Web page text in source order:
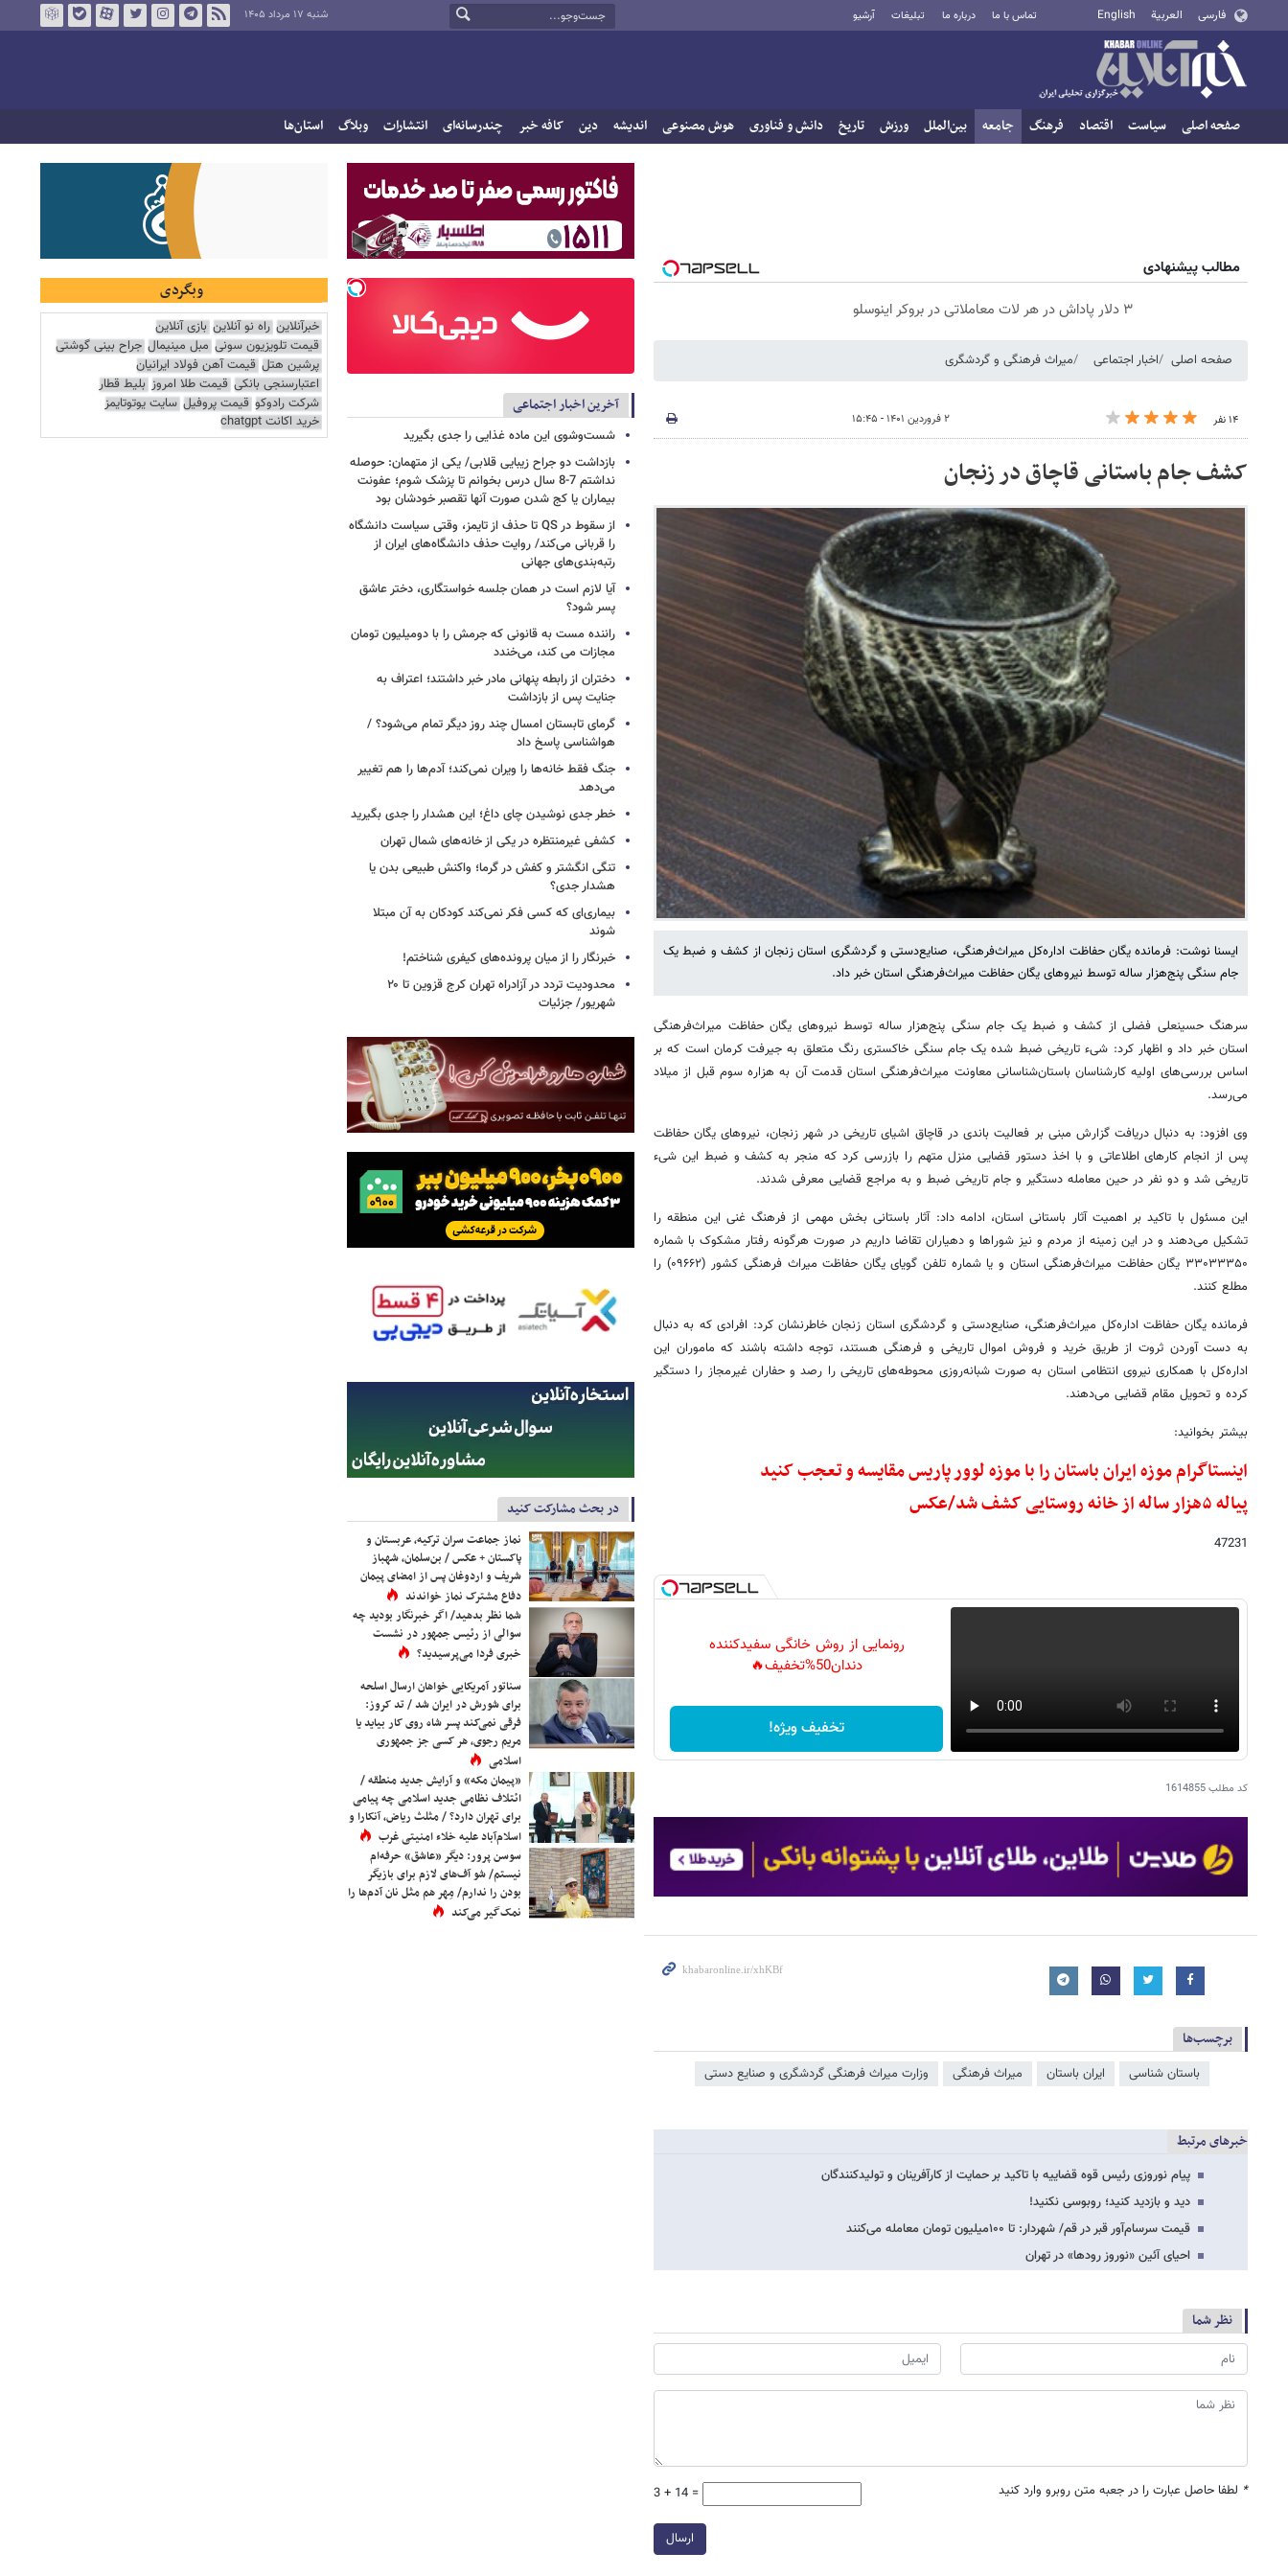
فارسی العربية English تماس با ما درباره ما تبلیغات آرشیو شنبه ۱۷ مرداد ۱۴۰۵
صفحه اصلی سیاست اقتصاد فرهنگ جامعه بین‌الملل ورزش تاریخ دانش و فناوری هوش مصنوعی اندیشه دین کافه خبر چندرسانه‌ای انتشارات وبلاگ استان‌ها
مطالب پیشنهادی
۳ دلار پاداش در هر لات معاملاتی در بروکر اینوسلو
صفحه اصلی اخبار اجتماعی میراث فرهنگی و گردشگری
۱۴ نفر ۲ فروردین ۱۴۰۱ - ۱۵:۴۵
کشف جام باستانی قاچاق در زنجان
ایسنا نوشت: فرمانده یگان حفاظت اداره‌کل میراث‌فرهنگی، صنایع‌دستی و گردشگری استان زنجان از کشف و ضبط یک
جام سنگی پنج‌هزار ساله توسط نیروهای یگان حفاظت میراث‌فرهنگی استان خبر داد.
سرهنگ حسینعلی فضلی از کشف و ضبط یک جام سنگی پنج‌هزار ساله توسط نیروهای یگان حفاظت میراث‌فرهنگی
استان خبر داد و اظهار کرد: شیء تاریخی ضبط شده یک جام سنگی خاکستری رنگ متعلق به جیرفت کرمان است که بر
اساس بررسی‌های اولیه کارشناسان باستان‌شناسانی معاونت میراث‌فرهنگی استان قدمت آن به هزاره سوم قبل از میلاد
می‌رسد.
وی افزود: به دنبال دریافت گزارش مبنی بر فعالیت باندی در قاچاق اشیای تاریخی در شهر زنجان، نیروهای یگان حفاظت
پس از انجام کارهای اطلاعاتی و با اخذ دستور قضایی منزل متهم را بازرسی کرد که منجر به کشف و ضبط این شیء
تاریخی شد و دو نفر در حین معامله دستگیر و جام تاریخی ضبط و به مراجع قضایی معرفی شدند.
این مسئول با تاکید بر اهمیت آثار باستانی استان، ادامه داد: آثار باستانی بخش مهمی از فرهنگ غنی این منطقه را
تشکیل می‌دهند و در این زمینه از مردم و نیز شوراها و دهیاران تقاضا داریم در صورت هرگونه رفتار مشکوک با شماره
۳۳۰۳۳۳۵۰ یگان حفاظت میراث‌فرهنگی استان و یا شماره تلفن گویای یگان حفاظت میراث فرهنگی کشور (۰۹۶۶۲) را
مطلع کنند.
فرمانده یگان حفاظت اداره‌کل میراث‌فرهنگی، صنایع‌دستی و گردشگری استان زنجان خاطرنشان کرد: افرادی که به دنبال
به دست آوردن ثروت از طریق خرید و فروش اموال تاریخی و فرهنگی هستند، توجه داشته باشند که ماموران این
اداره‌کل با همکاری نیروی انتظامی استان به‌ صورت شبانه‌روزی محوطه‌های تاریخی را رصد و حفاران غیرمجاز را دستگیر
کرده و تحویل مقام قضایی می‌دهند.
بیشتر بخوانید:
اینستاگرام موزه ایران باستان را با موزه لوور پاریس مقایسه و تعجب کنید
پیاله ۵هزار ساله از خانه روستایی کشف شد/عکس
47231
رونمایی از روش خانگی سفیدکننده
دندان50%تخفیف🔥
تخفیف ویژه!
کد مطلب1614855
برچسب‌ها
باستان شناسی ایران باستان میراث فرهنگی وزارت میراث‌ فرهنگی گردشگری و صنایع دستی
خبرهای مرتبط
پیام نوروزی رئیس قوه قضاییه با تاکید بر حمایت از کارآفرینان و تولیدکنندگان
دید و بازدید کنید؛ روبوسی نکنید!
قیمت سرسام‌آور قبر در قم/ شهردار: تا ۱۰۰میلیون تومان معامله می‌کنند
احیای آئین «نوروز رودها» در تهران
نظر شما
* لطفا حاصل عبارت را در جعبه متن روبرو وارد کنید 3 + 14 =
ارسال
آخرین اخبار اجتماعی
شست‌وشوی این ماده غذایی را جدی بگیرید
بازداشت دو جراح زیبایی قلابی/ یکی از متهمان: حوصله
نداشتم 7-8 سال درس بخوانم تا پزشک شوم؛ عفونت
بیماران یا کج شدن صورت آنها تقصبر خودشان بود
از سقوط در QS تا حذف از تایمز، وقتی سیاست دانشگاه
را قربانی می‌کند/ روایت حذف دانشگاه‌های ایران از
رتبه‌بندی‌های جهانی
آیا لازم است در همان جلسه خواستگاری، دختر عاشق
پسر شود؟
راننده مست به قانونی که جرمش را با دومیلیون تومان
مجازات می کند، می‌خندد
دختران از رابطه پنهانی مادر خبر داشتند؛ اعتراف به
جنایت پس از بازداشت
گرمای تابستان امسال چند روز دیگر تمام می‌شود؟ /
هواشناسی پاسخ داد
جنگ فقط خانه‌ها را ویران نمی‌کند؛ آدم‌ها را هم تغییر
می‌دهد
خطر جدی نوشیدن چای داغ؛ این هشدار را جدی بگیرید
کشفی غیرمنتظره در یکی از خانه‌های شمال تهران
تنگی انگشتر و کفش در گرما؛ واکنش طبیعی بدن یا
هشدار جدی؟
بیماری‌ای که کسی فکر نمی‌کند کودکان به آن مبتلا
شوند
خبرنگار را از میان پرونده‌های کیفری شناختم!
محدودیت تردد در آزادراه تهران کرج قزوین تا ۲۰
شهریور/ جزئیات
در بحث مشارکت کنید
نماز جماعت سران ترکیه، عربستان و
پاکستان + عکس / بن‌سلمان، شهباز
شریف و اردوغان پس از امضای پیمان
دفاع مشترک نماز خواندند
شما نظر بدهید/ اگر خبرنگار بودید چه
سوالی از رئیس جمهور در نشست
خبری فردا می‌پرسیدید؟
سناتور آمریکایی خواهان ارسال اسلحه
برای شورش در ایران شد / تد کروز:
فرقی نمی‌کند پسر شاه روی کار بیاید یا
مریم رجوی، هر کسی جز جمهوری
اسلامی
«پیمان مکه» و آرایش جدید منطقه /
ائتلاف نظامی جدید اسلامی چه پیامی
برای تهران دارد؟ / مثلث ریاض، آنکارا و
اسلام‌آباد علیه خلاء امنیتی غرب
سوسن پرور: دیگر «عاشق» حرفه‌ام
نیستم/ شو آف‌های لازم برای بازیگر
بودن را ندارم/ مِهر هم مثل نان آدم‌ها را
نمک‌گیر می‌کند
وبگردی
خبرآنلاین راه نو آنلاین بازی آنلاین
قیمت تلویزیون سونی مبل مینیمال جراح بینی گوشتی
پرشین هتل قیمت آهن فولاد ایرانیان
اعتبارسنجی بانکی قیمت طلا امروز بلیط قطار
شرکت رادوکو قیمت پروفیل سایت یوتوتایمز
خرید اکانت chatgpt